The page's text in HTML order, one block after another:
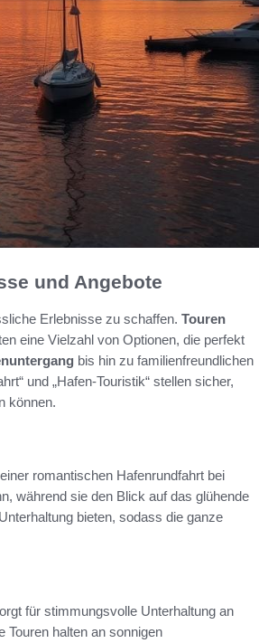
und Angebote
Erlebnisse zu schaffen. Touren
eine Vielzahl von Optionen, die perfekt
bis hin zu familienfreundlichen
und „Hafen-Touristik“ stellen sicher,
können.
romantischen Hafenrundfahrt bei
während sie den Blick auf das glühende
bieten, sodass die ganze
für stimmungsvolle Unterhaltung an
Touren halten an sonnigen